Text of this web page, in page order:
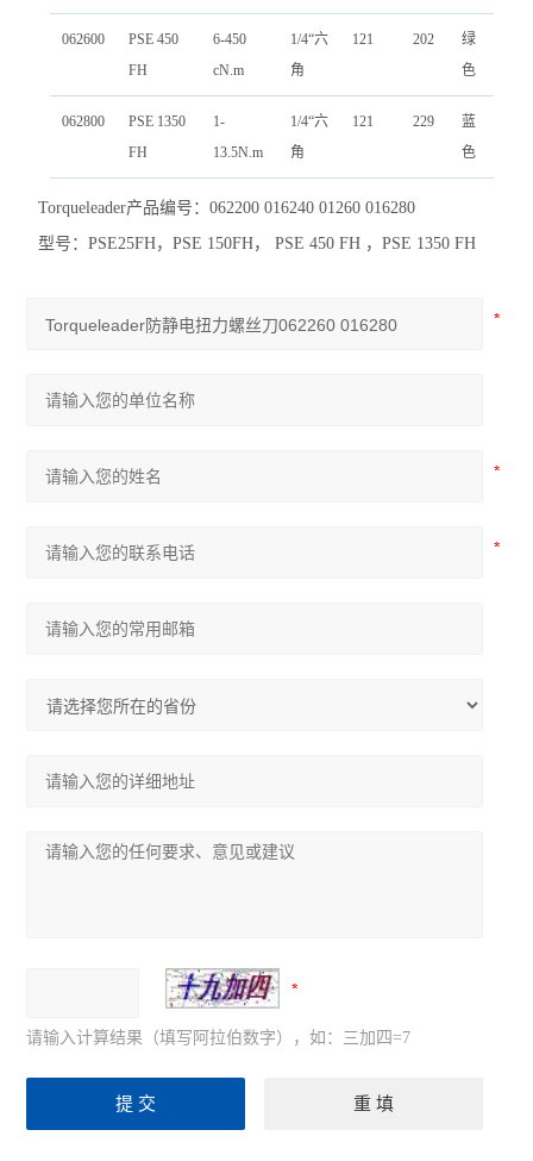
062600
PSE 450
FH
6-450
cN.m
1/4“六
角
121 202
绿
色
062800
PSE 1350
FH
1-
13.5N.m
1/4“六
角
121 229
蓝
色
Torqueleader产品编号：062200 016240 01260 016280
型号：PSE25FH，PSE 150FH， PSE 450 FH ，PSE 1350 FH
请输入计算结果（填写阿拉伯数字），如：三加四=7